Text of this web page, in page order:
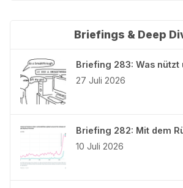
Briefings & Deep
Briefing 283: Was nützt
27 Juli 2026
Briefing 282: Mit dem
10 Juli 2026